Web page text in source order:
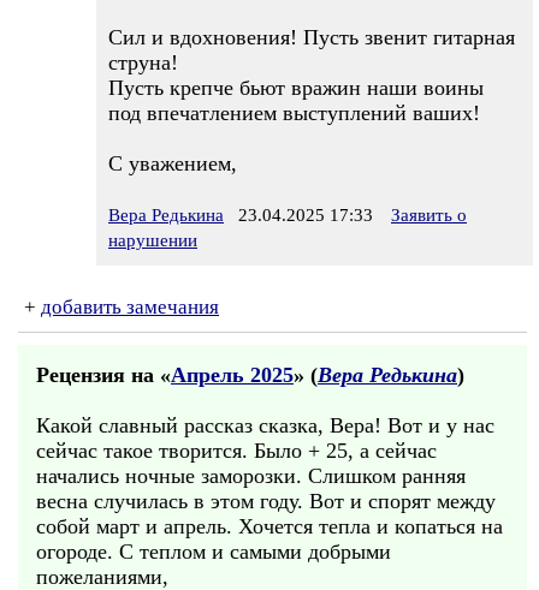
Сил и вдохновения! Пусть звенит гитарная
струна!
Пусть крепче бьют вражин наши воины
под впечатлением выступлений ваших!
С уважением,
Вера Редькина 23.04.2025 17:33
Заявить о
нарушении
+ добавить замечания
Рецензия на «Апрель 2025» (Вера Редькина)
Какой славный рассказ сказка, Вера! Вот и у нас
сейчас такое творится. Было + 25, а сейчас
начались ночные заморозки. Слишком ранняя
весна случилась в этом году. Вот и спорят между
собой март и апрель. Хочется тепла и копаться на
огороде. С теплом и самыми добрыми
пожеланиями,